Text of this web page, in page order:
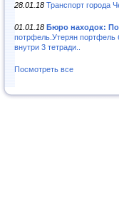
28.01.18 Транспорт города
01.01.18 Бюро находок:
потрфель.Утерян портфель
внутри 3 тетради..
Посмотреть все